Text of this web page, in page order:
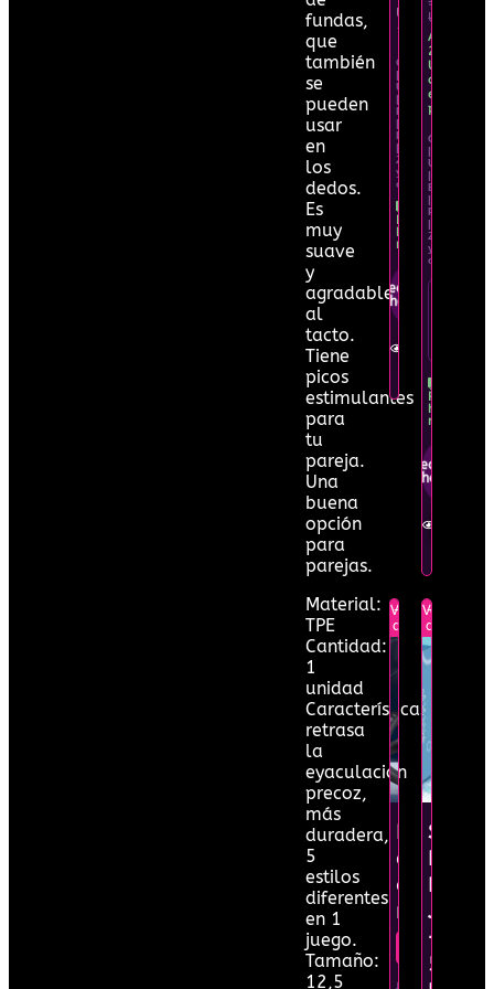
fundas,
que
también
se
pueden
usar
en
los
dedos.
Es
muy
suave
y
agradable
al
tacto.
Tiene
picos
estimulantes
para
tu
pareja.
Una
buena
opción
para
parejas.
Material:
TPE
Cantidad:
1
unidad
Características:
retrasa
la
eyaculación
precoz,
más
duradera,
5
estilos
diferentes
en 1
juego.
Tamaño:
12,5
$7
USD
CUP
|
USD
|
EUR
|
PayPal
|
Zelle
y
otras.
Recíbelo
hoy
mismo
Pedir por
WhatsApp
detalle
USD
Ahorras
2
USD
con
esta
promo
CUP
|
USD
|
EUR
|
PayPal
|
Zelle
y
otras.
Recíbelo
hoy
mismo
Pedir por
WhatsApp
Verano
-20%
descuento
Pack
de
anillos
$16
USD-20%
Verano
-20%
descuento
SiYi
De
–
50